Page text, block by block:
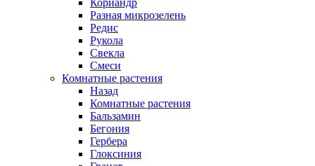
Кориандр
Разная микрозелень
Редис
Рукола
Свекла
Смеси
Комнатные растения
Назад
Комнатные растения
Бальзамин
Бегония
Гербера
Глоксиния